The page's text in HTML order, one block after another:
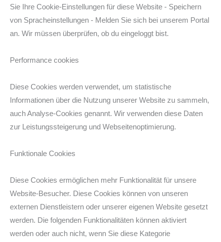
Sie Ihre Cookie-Einstellungen für diese Website - Speichern
von Spracheinstellungen - Melden Sie sich bei unserem Portal
an. Wir müssen überprüfen, ob du eingeloggt bist.
Performance cookies
Diese Cookies werden verwendet, um statistische
Informationen über die Nutzung unserer Website zu sammeln,
auch Analyse-Cookies genannt. Wir verwenden diese Daten
zur Leistungssteigerung und Webseitenoptimierung.
Funktionale Cookies
Diese Cookies ermöglichen mehr Funktionalität für unsere
Website-Besucher. Diese Cookies können von unseren
externen Dienstleistern oder unserer eigenen Website gesetzt
werden. Die folgenden Funktionalitäten können aktiviert
werden oder auch nicht, wenn Sie diese Kategorie